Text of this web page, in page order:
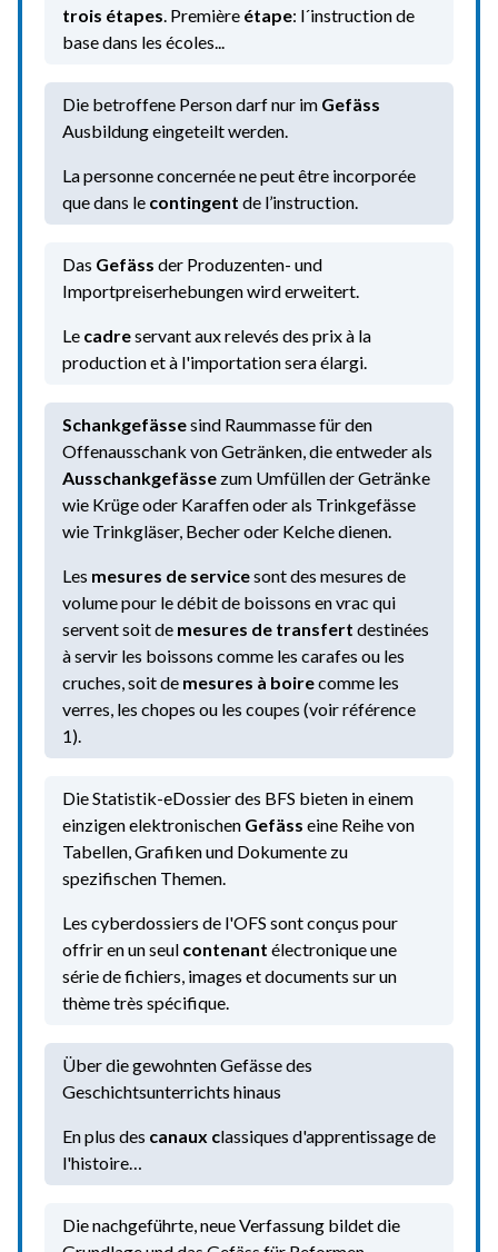
trois étapes. Première étape: l´instruction de
base dans les écoles...
Die betroffene Person darf nur im Gefäss
Ausbildung eingeteilt werden.
La personne concernée ne peut être incorporée
que dans le contingent de l’instruction.
Das Gefäss der Produzenten- und
Importpreiserhebungen wird erweitert.
Le cadreservant aux relevés des prix à la
production et à l'importation sera élargi.
Schankgefässesind Raummasse für den
Offenausschank von Getränken, die entweder als
Ausschankgefässe zum Umfüllen der Getränke
wie Krüge oder Karaffen oder als Trinkgefässe
wie Trinkgläser, Becher oder Kelche dienen.
Les mesures de servicesont des mesures de
volume pour le débit de boissons en vrac qui
servent soit de mesures de transfert destinées
à servir les boissons comme les carafes ou les
cruches, soit de mesures à boirecomme les
verres, les chopes ou les coupes (voir référence
1).
Die Statistik-eDossier des BFS bieten in einem
einzigen elektronischen Gefäss eine Reihe von
Tabellen, Grafiken und Dokumente zu
spezifischen Themen.
Les cyberdossiers de l'OFS sont conçus pour
offrir en un seul contenant électronique une
série de fichiers, images et documents sur un
thème très spécifique.
Über die gewohnten Gefässe des
Geschichtsunterrichts hinaus
En plus des canaux classiques d'apprentissage de
l'histoire…
Die nachgeführte, neue Verfassung bildet die